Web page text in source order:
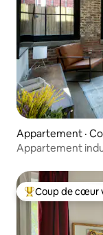
Appartement ·
Appartement
Coup de cœur
Coup de cœur